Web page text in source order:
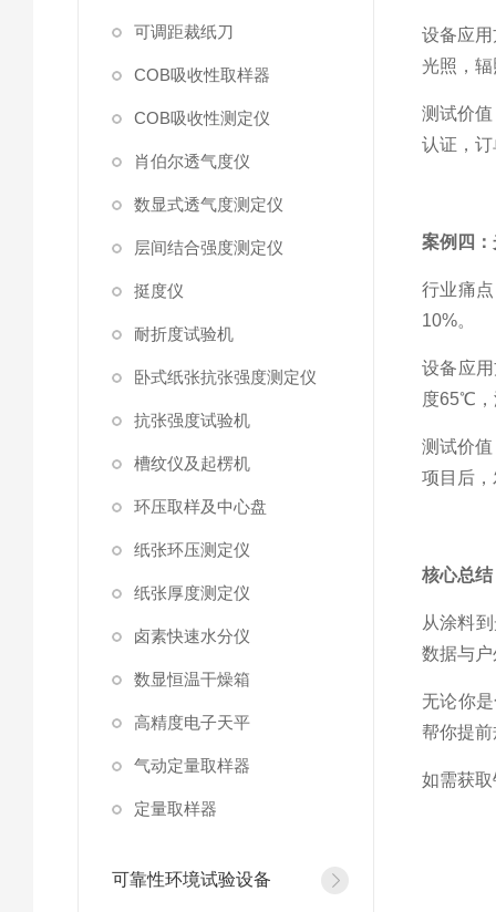
可调距裁纸刀
COB吸收性取样器
COB吸收性测定仪
肖伯尔透气度仪
数显式透气度测定仪
层间结合强度测定仪
挺度仪
耐折度试验机
卧式纸张抗张强度测定仪
抗张强度试验机
槽纹仪及起楞机
环压取样及中心盘
纸张环压测定仪
纸张厚度测定仪
卤素快速水分仪
数显恒温干燥箱
高精度电子天平
气动定量取样器
定量取样器
可靠性环境试验设备
设备应
光照，
测试价
认证，
案例四
行业痛
10%。
设备应
度65℃，
测试价
项目后
核心总
从涂料
数据与
无论你
帮你提
如需获